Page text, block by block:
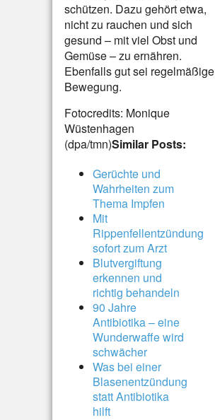
schützen. Dazu gehört etwa,
nicht zu rauchen und sich
gesund – mit viel Obst und
Gemüse – zu ernähren.
Ebenfalls gut sei regelmäßige
Bewegung.
Fotocredits: Monique
Wüstenhagen
(dpa/tmn)Similar Posts:
Gerüchte und
Wahrheiten zum
Thema Impfen
Mit
Rippenfellentzündung
sofort zum Arzt
Blutvergiftung
erkennen und
richtig behandeln
90 Jahre
Antibiotika – eine
Wunderwaffe wird
schwächer
Was bei einer
Blasenentzündung
statt Antibiotika
hilft